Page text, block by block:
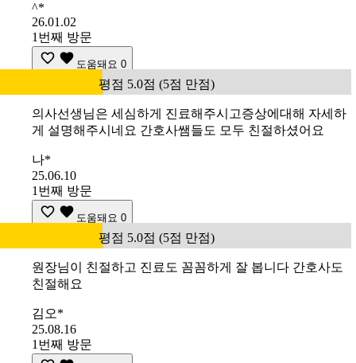
^*
26.01.02
1번째 방문
도움돼요 0
평점 5.0점 (5점 만점)
의사선생님은 세심하게 진료해주시고증상에대해 자세하
게 설명해주시네요 간호사쌤들도 모두 친절하셨어요
나*
25.06.10
1번째 방문
도움돼요 0
평점 5.0점 (5점 만점)
원장님이 친절하고 진료도 꼼꼼하게 잘 봅니다 간호사도
친절해요
김오*
25.08.16
1번째 방문